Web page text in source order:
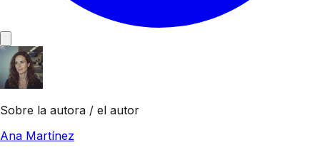
Sobre la autora / el autor
Ana Martínez